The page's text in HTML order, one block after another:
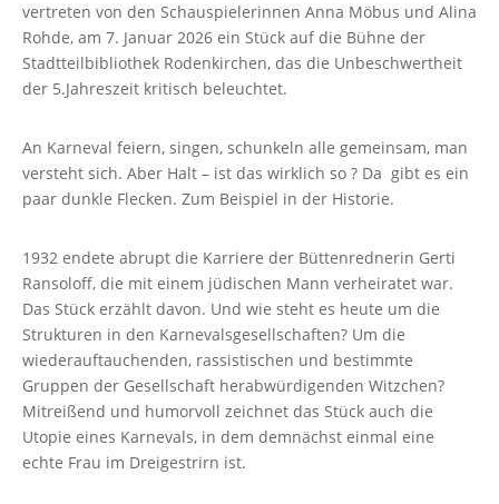
vertreten von den Schauspielerinnen Anna Möbus und Alina
Rohde, am 7. Januar 2026 ein Stück auf die Bühne der
Stadtteilbibliothek Rodenkirchen, das die Unbeschwertheit
der 5.Jahreszeit kritisch beleuchtet.
An Karneval feiern, singen, schunkeln alle gemeinsam, man
versteht sich. Aber Halt – ist das wirklich so ? Da gibt es ein
paar dunkle Flecken. Zum Beispiel in der Historie.
1932 endete abrupt die Karriere der Büttenrednerin Gerti
Ransoloff, die mit einem jüdischen Mann verheiratet war.
Das Stück erzählt davon. Und wie steht es heute um die
Strukturen in den Karnevalsgesellschaften? Um die
wiederauftauchenden, rassistischen und bestimmte
Gruppen der Gesellschaft herabwürdigenden Witzchen?
Mitreißend und humorvoll zeichnet das Stück auch die
Utopie eines Karnevals, in dem demnächst einmal eine
echte Frau im Dreigestrirn ist.